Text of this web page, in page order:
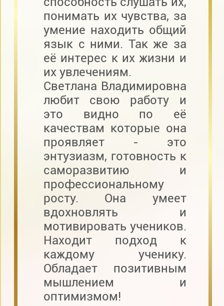
понимать их чувства, за
умение находить общий
язык с ними. Так же за
её интерес к их жизни и
их увлечениям.
Светлана Владимировна
любит свою работу и
это видно по её
качествам которые она
проявляет - это
энтузиазм, готовность к
саморазвитию и
профессиональному
росту. Она умеет
вдохновлять и
мотивировать учеников.
Находит подход к
каждому ученику.
Обладает позитивным
мышлением и
оптимизмом!